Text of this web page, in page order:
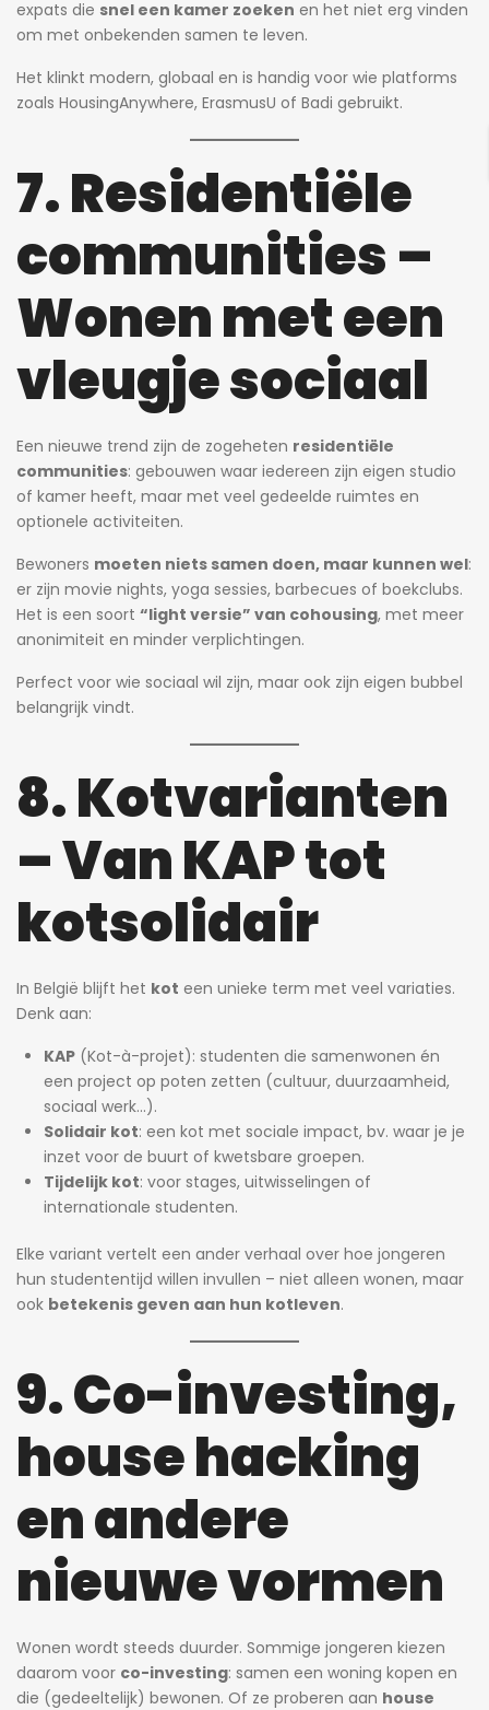
expats die snel een kamer zoeken en het niet erg vinden
om met onbekenden samen te leven.
Het klinkt modern, globaal en is handig voor wie platforms
zoals HousingAnywhere, ErasmusU of Badi gebruikt.
7. Residentiële
communities –
Wonen met een
vleugje sociaal
Een nieuwe trend zijn de zogeheten residentiële
communities: gebouwen waar iedereen zijn eigen studio
of kamer heeft, maar met veel gedeelde ruimtes en
optionele activiteiten.
Bewoners moeten niets samen doen, maar kunnen wel:
er zijn movie nights, yoga sessies, barbecues of boekclubs.
Het is een soort “light versie” van cohousing, met meer
anonimiteit en minder verplichtingen.
Perfect voor wie sociaal wil zijn, maar ook zijn eigen bubbel
belangrijk vindt.
8. Kotvarianten
– Van KAP tot
kotsolidair
In België blijft het kot een unieke term met veel variaties.
Denk aan:
KAP (Kot-à-projet): studenten die samenwonen én
een project op poten zetten (cultuur, duurzaamheid,
sociaal werk…).
Solidair kot: een kot met sociale impact, bv. waar je je
inzet voor de buurt of kwetsbare groepen.
Tijdelijk kot: voor stages, uitwisselingen of
internationale studenten.
Elke variant vertelt een ander verhaal over hoe jongeren
hun studententijd willen invullen – niet alleen wonen, maar
ook betekenis geven aan hun kotleven.
9. Co-investing,
house hacking
en andere
nieuwe vormen
Wonen wordt steeds duurder. Sommige jongeren kiezen
daarom voor co-investing: samen een woning kopen en
die (gedeeltelijk) bewonen. Of ze proberen aan house